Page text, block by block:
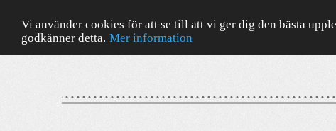
Vi använder cookies för att se till att vi ger dig den bästa
godkänner detta. Mer information